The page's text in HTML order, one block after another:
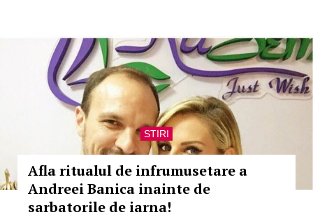
STIRI
Afla ritualul de infrumusetare a
Andreei Banica inainte de
sarbatorile de iarna!